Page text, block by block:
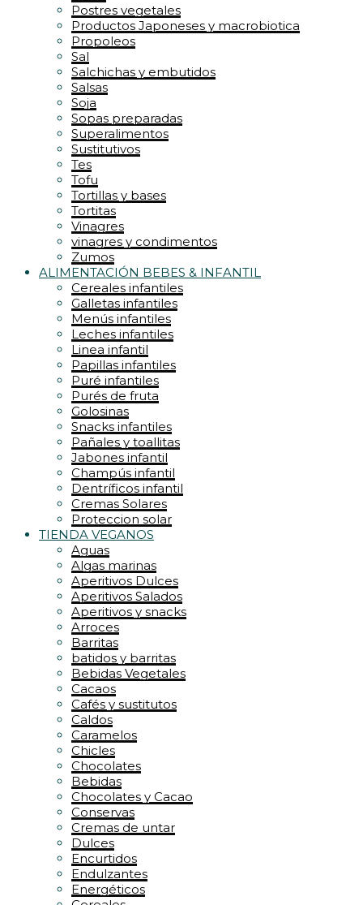
Postres vegetales
Productos Japoneses y macrobiotica
Propoleos
Sal
Salchichas y embutidos
Salsas
Soja
Sopas preparadas
Superalimentos
Sustitutivos
Tes
Tofu
Tortillas y bases
Tortitas
Vinagres
vinagres y condimentos
Zumos
ALIMENTACIÓN BEBES & INFANTIL
Cereales infantiles
Galletas infantiles
Menús infantiles
Leches infantiles
Linea infantil
Papillas infantiles
Puré infantiles
Purés de fruta
Golosinas
Snacks infantiles
Pañales y toallitas
Jabones infantil
Champús infantil
Dentríficos infantil
Cremas Solares
Proteccion solar
TIENDA VEGANOS
Aguas
Algas marinas
Aperitivos Dulces
Aperitivos Salados
Aperitivos y snacks
Arroces
Barritas
batidos y barritas
Bebidas Vegetales
Cacaos
Cafés y sustitutos
Caldos
Caramelos
Chicles
Chocolates
Bebidas
Chocolates y Cacao
Conservas
Cremas de untar
Dulces
Encurtidos
Endulzantes
Energéticos